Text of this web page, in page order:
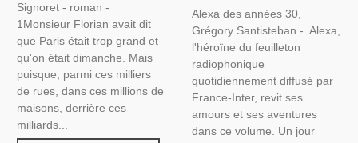
Signoret - roman -
1Monsieur Florian avait dit
que Paris était trop grand et
qu'on était dimanche. Mais
puisque, parmi ces milliers
de rues, dans ces millions de
maisons, derrière ces
milliards...
Radio,
Alexa des années 30,
Grégory Santisteban - Alexa,
l'héroïne du feuilleton
radiophonique
quotidiennement diffusé par
France-Inter, revit ses
amours et ses aventures
dans ce volume. Un jour